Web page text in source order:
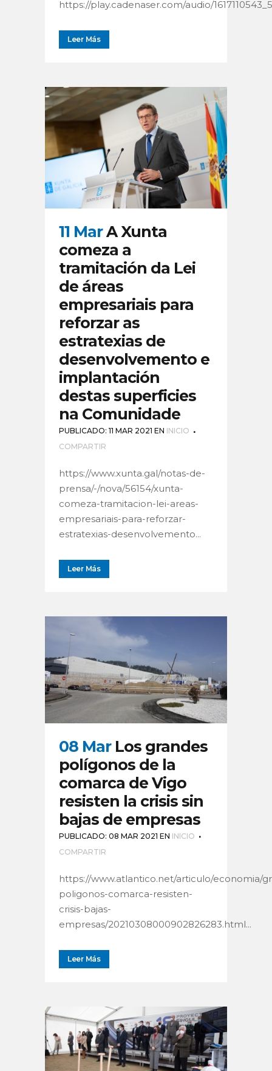
https://play.cadenaser.com/audio/
Leer Más
11 Mar A Xunta
comeza a
tramitación da Lei
de áreas
empresariais para
reforzar as
estratexias de
desenvolvemento e
implantación
destas superficies
na Comunidade
PUBLICADO: 11 MAR 2021 EN INICIO
COMPARTIR
https://www.xunta.gal/notas-de-
prensa/-/nova/56154/xunta-
comeza-tramitacion-lei-areas-
empresariais-para-reforzar-
estratexias-desenvolvemento...
Leer Más
08 Mar Los grandes
polígonos de la
comarca de Vigo
resisten la crisis sin
bajas de empresas
PUBLICADO: 08 MAR 2021 EN INICIO
COMPARTIR
https://www.atlantico.net/articulo/economia/
poligonos-comarca-resisten-
crisis-bajas-
empresas/20210308000902826283.html...
Leer Más